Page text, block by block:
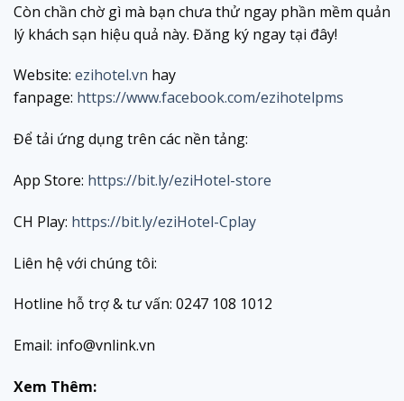
Còn chần chờ gì mà bạn chưa thử ngay phần mềm quản
lý khách sạn hiệu quả này. Đăng ký ngay tại đây!
Website: ezihotel.vn hay
fanpage: https://www.facebook.com/ezihotelpms
Để tải ứng dụng trên các nền tảng:
App Store: https://bit.ly/eziHotel-store
CH Play: https://bit.ly/eziHotel-Cplay
Liên hệ với chúng tôi:
Hotline hỗ trợ & tư vấn: 0247 108 1012
Email: info@vnlink.vn
Xem Thêm: